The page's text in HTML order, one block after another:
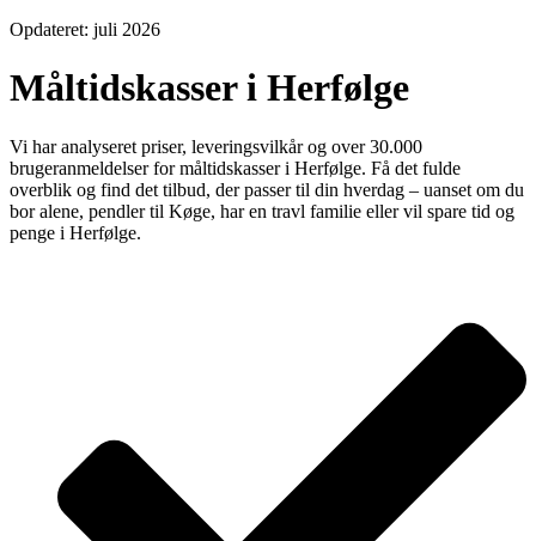
Opdateret: juli 2026
Måltidskasser i Herfølge
Vi har analyseret priser, leveringsvilkår og over 30.000
brugeranmeldelser for måltidskasser i Herfølge. Få det fulde
overblik og find det tilbud, der passer til din hverdag – uanset om du
bor alene, pendler til Køge, har en travl familie eller vil spare tid og
penge i Herfølge.